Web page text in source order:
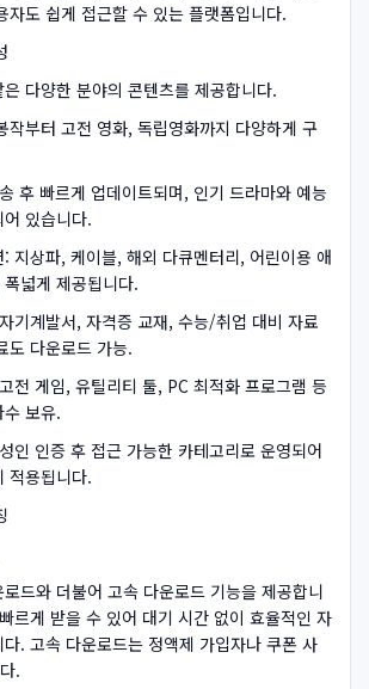
자도 쉽게 접근할 수 있는 플랫폼입니다.
다양한 분야의 콘텐츠를 제공합니다.
작부터 고전 영화, 독립영화까지 다양하게 구
후 빠르게 업데이트되며, 인기 드라마와 예능
있습니다.
지상파, 케이블, 해외 다큐멘터리, 어린이용 애
넓게 제공됩니다.
기계발서, 자격증 교재, 수능/취업 대비 자료
도 다운로드 가능.
전 게임, 유틸리티 툴, PC 최적화 프로그램 등
보유.
인 인증 후 접근 가능한 카테고리로 운영되어
적용됩니다.
드와 더불어 고속 다운로드 기능을 제공합니
르게 받을 수 있어 대기 시간 없이 효율적인 자
. 고속 다운로드는 정액제 가입자나 쿠폰 사
.